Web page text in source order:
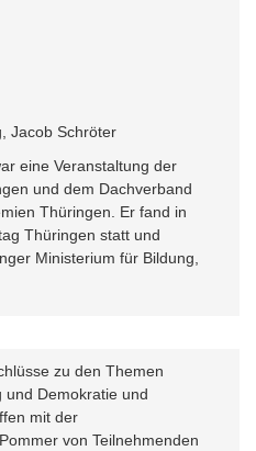
Jacob Schröter
eine Veranstaltung der
und dem Dachverband
Thüringen. Er fand in
Thüringen statt und
Ministerium für Bildung,
zu den Themen
und Demokratie und
mit der
von Teilnehmenden